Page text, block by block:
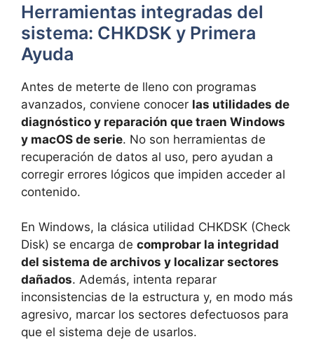
Herramientas integradas del
sistema: CHKDSK y Primera
Ayuda
Antes de meterte de lleno con programas
avanzados, conviene conocer las utilidades de
diagnóstico y reparación que traen Windows
y macOS de serie. No son herramientas de
recuperación de datos al uso, pero ayudan a
corregir errores lógicos que impiden acceder al
contenido.
En Windows, la clásica utilidad CHKDSK (Check
Disk) se encarga de comprobar la integridad
del sistema de archivos y localizar sectores
dañados. Además, intenta reparar
inconsistencias de la estructura y, en modo más
agresivo, marcar los sectores defectuosos para
que el sistema deje de usarlos.